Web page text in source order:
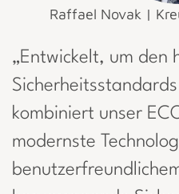
Raffael Novak |
„Entwickelt, um den
kombiniert unser
modernste